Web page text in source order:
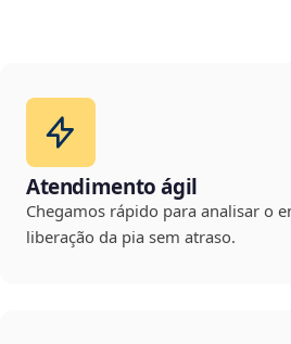
Atendimento ágil
Chegamos rápido para analisar o
liberação da pia sem atraso.